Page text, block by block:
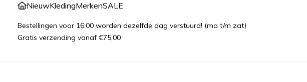
NieuwKledingMerkenSALE
Bestellingen voor 16:00 worden dezelfde dag verstuurd! (ma t/m zat)
Gratis verzending vanaf €75,00